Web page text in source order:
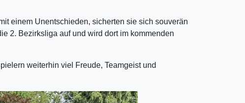
einem Unentschieden, sicherten sie sich souverän
2. Bezirksliga auf und wird dort im kommenden
weiterhin viel Freude, Teamgeist und